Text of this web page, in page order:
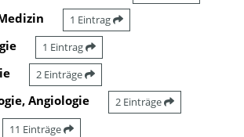
1 Eintrag
1 Eintrag
2 Einträge
Angiologie 2 Einträge
11 Einträge